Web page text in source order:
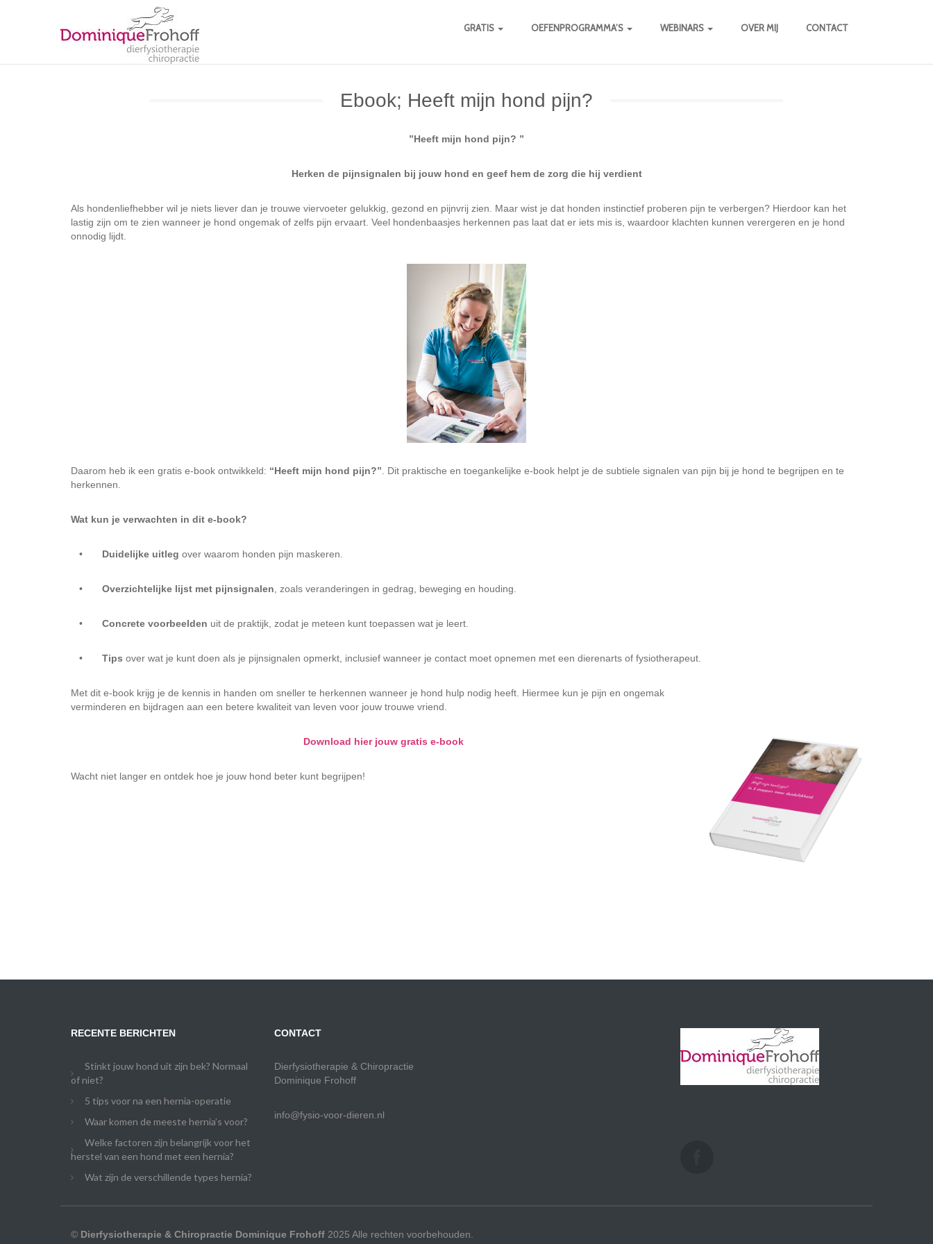
GRATIS OEFENPROGRAMMA’S WEBINARS OVER MIJ CONTACT
Ebook; Heeft mijn hond pijn?
”Heeft mijn hond pijn? ”
Herken de pijnsignalen bij jouw hond en geef hem de zorg die hij verdient
Als hondenliefhebber wil je niets liever dan je trouwe viervoeter gelukkig, gezond en pijnvrij zien. Maar wist je dat honden instinctief proberen pijn te verbergen? Hierdoor kan het
lastig zijn om te zien wanneer je hond ongemak of zelfs pijn ervaart. Veel hondenbaasjes herkennen pas laat dat er iets mis is, waardoor klachten kunnen verergeren en je hond
onnodig lijdt.
Daarom heb ik een gratis e-book ontwikkeld: “Heeft mijn hond pijn?” . Dit praktische en toegankelijke e-book helpt je de subtiele signalen van pijn bij je hond te begrijpen en te
herkennen.
Wat kun je verwachten in dit e-book?
• Duidelijke uitleg over waarom honden pijn maskeren.
• Overzichtelijke lijst met pijnsignalen , zoals veranderingen in gedrag, beweging en houding.
• Concrete voorbeelden uit de praktijk, zodat je meteen kunt toepassen wat je leert.
• Tips over wat je kunt doen als je pijnsignalen opmerkt, inclusief wanneer je contact moet opnemen met een dierenarts of fysiotherapeut.
Met dit e-book krijg je de kennis in handen om sneller te herkennen wanneer je hond hulp nodig heeft. Hiermee kun je pijn en ongemak
verminderen en bijdragen aan een betere kwaliteit van leven voor jouw trouwe vriend.
Download hier jouw gratis e-book
Wacht niet langer en ontdek hoe je jouw hond beter kunt begrijpen!
RECENTE BERICHTEN
Stinkt jouw hond uit zijn bek? Normaal
of niet?
5 tips voor na een hernia-operatie
Waar komen de meeste hernia’s voor?
Welke factoren zijn belangrijk voor het
herstel van een hond met een hernia?
Wat zijn de verschillende types hernia?
CONTACT
Dierfysiotherapie & Chiropractie
Dominique Frohoff
info@fysio-voor-dieren.nl
© Dierfysiotherapie & Chiropractie Dominique Frohoff 2025 Alle rechten voorbehouden.